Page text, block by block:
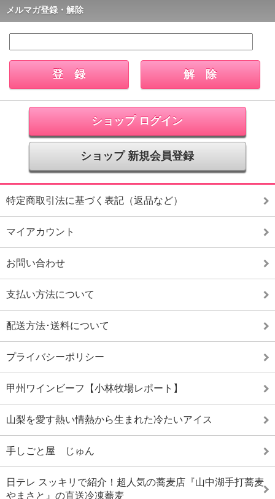
メルマガ登録・解除
ショップ ログイン
ショップ 新規会員登録
特定商取引法に基づく表記（返品など）
マイアカウント
お問い合わせ
支払い方法について
配送方法･送料について
プライバシーポリシー
甲州ワインビーフ【小林牧場レポート】
山梨を愛す熱い情熱から生まれた冷たいアイス
手しごと屋 じゅん
日テレ スッキリで紹介！超人気の蕎麦店『山中湖手打蕎麦
やまさと』の直送冷凍蕎麦